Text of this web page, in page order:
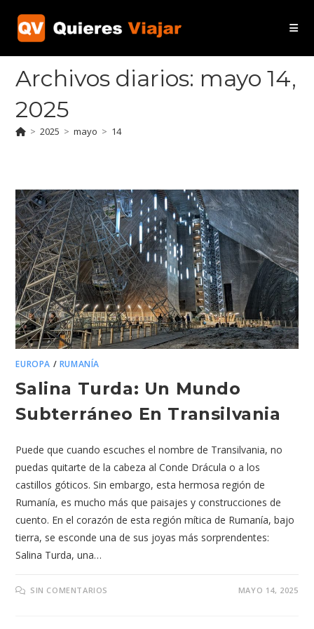
contenido
Archivos diarios: mayo 14,
2025
> 2025 > mayo > 14
EUROPA / RUMANÍA
Salina Turda: Un Mundo
Subterráneo En Transilvania
Puede que cuando escuches el nombre de Transilvania, no
puedas quitarte de la cabeza al Conde Drácula o a los
castillos góticos. Sin embargo, esta hermosa región de
Rumanía, es mucho más que paisajes y construcciones de
cuento. En el corazón de esta región mítica de Rumanía, bajo
tierra, se esconde una de sus joyas más sorprendentes:
Salina Turda, una…
SIN COMENTARIOS MAYO 14, 2025